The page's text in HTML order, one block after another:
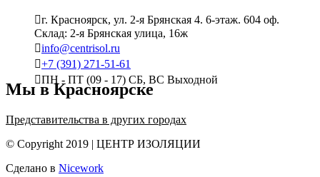
г. Красноярск, ул. 2-я Брянская 4. 6-этаж. 604 оф.
Склад: 2-я Брянская улица, 16ж
info@centrisol.ru
+7 (391) 271-51-61
ПН - ПТ (09 - 17) СБ, ВС Выходной
Мы в Красноярске
Представительства в других городах
© Copyright 2019 | ЦЕНТР ИЗОЛЯЦИИ
Сделано в Nicework